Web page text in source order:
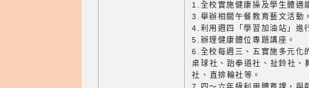
1.全校實施健康操及學生體適
3.舉辦相關午餐教育藝文活動
4.利用週四「學習加油站」進
5.辦理健康體位專題講座。
6.全校每週三、五實施多元化
桌球社、跆拳道社、扯鈴社、
社、直排輪社等。